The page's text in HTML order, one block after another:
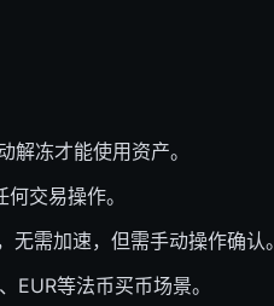
解冻才能使用资产。
交易操作。
需加速，但需手动操作确认。
EUR等法币买币场景。